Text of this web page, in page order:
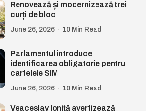
Renovează și modernizează trei
curți de bloc
June 26, 2026 10 Min Read
Parlamentul introduce
identificarea obligatorie pentru
cartelele SIM
June 26, 2026 10 Min Read
Veaceslav Ioniță avertizează